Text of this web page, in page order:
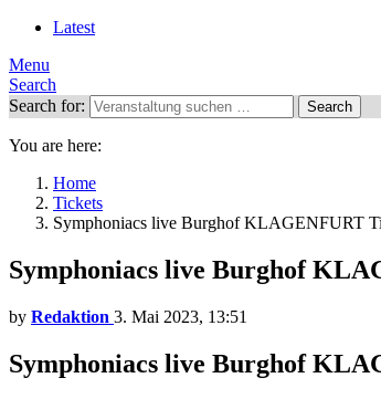
Latest
Menu
Search
Search for:
Search
You are here:
Home
Tickets
Symphoniacs live Burghof KLAGENFURT
Symphoniacs live Burghof
by Redaktion 3. Mai 2023, 13:51
Symphoniacs live Burghof